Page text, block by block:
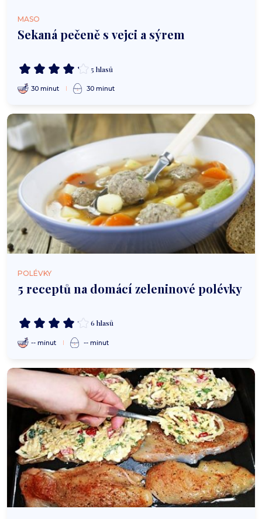
MASO
Sekaná pečeně s vejci a sýrem
5 hlasů
30 minut 30 minut
POLÉVKY
5 receptů na domácí zeleninové polévky
6 hlasů
-- minut -- minut